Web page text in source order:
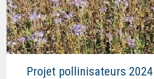
Projet pollinisateurs